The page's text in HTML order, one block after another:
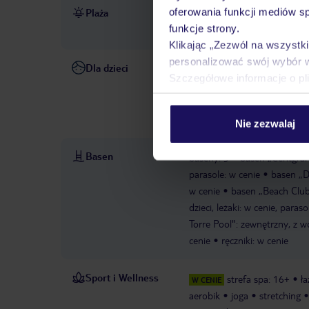
oferowania funkcji mediów
funkcje strony.
Klikając „Zezwól na
personalizować swój wybór
Szczegółowe informacje o
Nie zezwalaj
Plaża bezpośrednio przy plaży
cenie
ręczniki w cenie
Dla dzieci basen dla dzieci:
kilka razy w tygodniu
17 lat, w cenie
animacje
Basen baseny: 5
basen
parasole: w cenie
basen
w cenie
basen „Beach
dzieci, leżaki: w cenie,
Torre Pool": zewnętrzny, z
cenie
ręczniki: w cenie
Sport i Wellness W CENIE strefa spa: 16+
aerobik
joga stretching